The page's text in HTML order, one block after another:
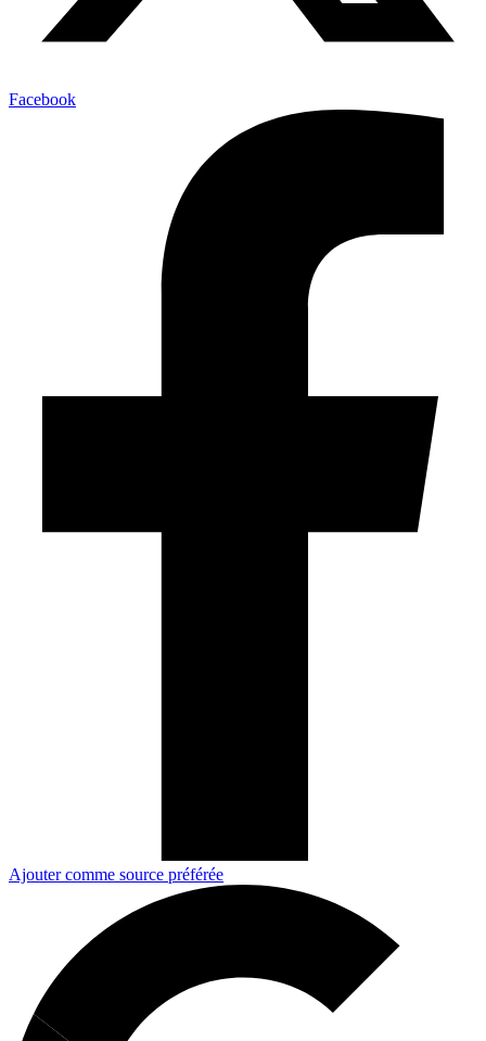
Facebook
Ajouter comme source préférée